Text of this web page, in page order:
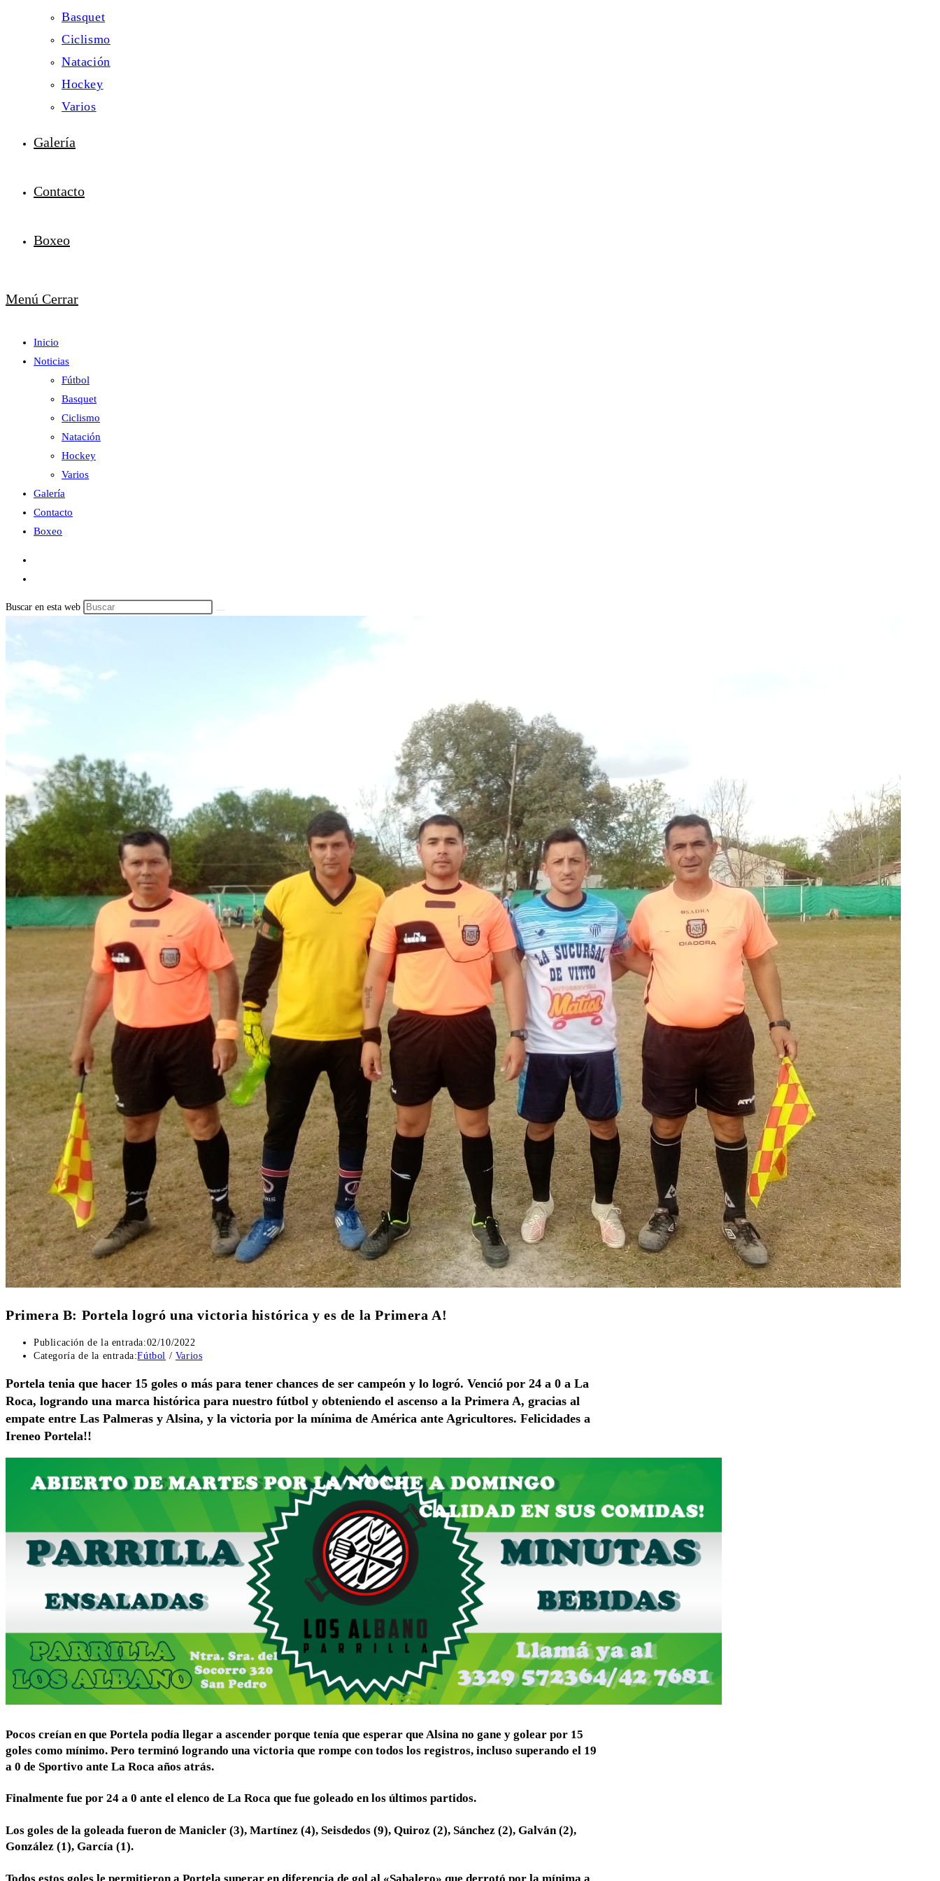
Basquet
Ciclismo
Natación
Hockey
Varios
Galería
Contacto
Boxeo
Menú Cerrar
Inicio
Noticias
Fútbol
Basquet
Ciclismo
Natación
Hockey
Varios
Galería
Contacto
Boxeo
Buscar en esta web
Primera B: Portela logró una victoria histórica y es de la Primera A!
Publicación de la entrada:02/10/2022
Categoría de la entrada:Fútbol / Varios
Portela tenia que hacer 15 goles o más para tener chances de ser campeón y lo logró. Venció por 24 a 0 a La
Roca, logrando una marca histórica para nuestro fútbol y obteniendo el ascenso a la Primera A, gracias al
empate entre Las Palmeras y Alsina, y la victoria por la mínima de América ante Agricultores. Felicidades a
Ireneo Portela!!
Pocos creían en que Portela podía llegar a ascender porque tenía que esperar que Alsina no gane y golear por 15
goles como mínimo. Pero terminó logrando una victoria que rompe con todos los registros, incluso superando el 19
a 0 de Sportivo ante La Roca años atrás.
Finalmente fue por 24 a 0 ante el elenco de La Roca que fue goleado en los últimos partidos.
Los goles de la goleada fueron de Manicler (3), Martínez (4), Seisdedos (9), Quiroz (2), Sánchez (2), Galván (2),
González (1), García (1).
Todos estos goles le permitieron a Portela superar en diferencia de gol al «Sabalero» que derrotó por la mínima a